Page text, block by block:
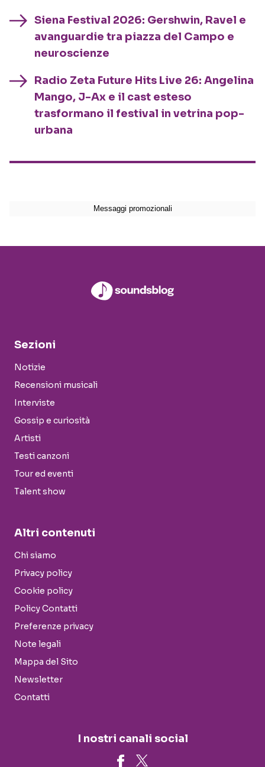
Siena Festival 2026: Gershwin, Ravel e
avanguardie tra piazza del Campo e
neuroscienze
Radio Zeta Future Hits Live 26: Angelina
Mango, J-Ax e il cast esteso
trasformano il festival in vetrina pop-
urbana
Sezioni
Notizie
Recensioni musicali
Interviste
Gossip e curiosità
Artisti
Testi canzoni
Tour ed eventi
Talent show
Altri contenuti
Chi siamo
Privacy policy
Cookie policy
Policy Contatti
Preferenze privacy
Note legali
Mappa del Sito
Newsletter
Contatti
I nostri canali social